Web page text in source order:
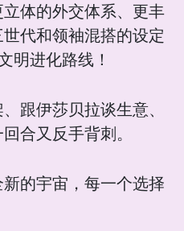
体的外交体系、更丰
代和领袖混搭的设定
明进化路线！
跟伊莎贝拉谈生意、
合又反手背刺。
的宇宙，每一个选择